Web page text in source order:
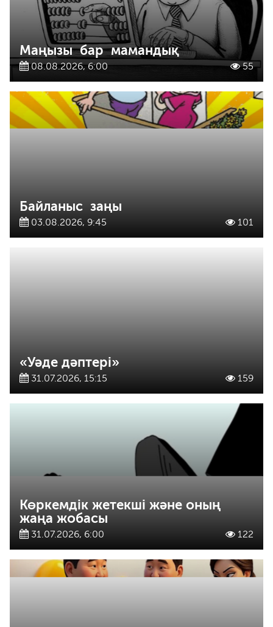
Маңызы бар мамандық
08.08.2026, 6:00 55
Байланыс заңы
03.08.2026, 9:45 101
«Уәде дәптері»
31.07.2026, 15:15 159
Көркемдік жетекші және оның
жаңа жобасы
31.07.2026, 6:00 122